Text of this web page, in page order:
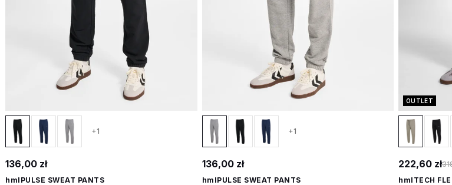
+1
136,00 zł
hmlPULSE SWEAT PANTS
+1
136,00 zł
hmlPULSE SWEAT PANTS
OUTLET
222,60 zł
hmlTECH